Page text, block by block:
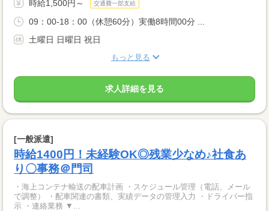
時給1,500円～ 交通費一部支給
09：00-18：00（休憩60分）実働8時間00分 ...
土曜日 日曜日 祝日
もっと見る
求人詳細を見る
[一般派遣]
時給1400円！未経験OK◎残業少なめ♪社食あ
り〇事務＠門司
・海上コンテナ輸送の配車計画 ・スケジュール管理（電話、メール
で調整） ・配車関連の書類、実績データの管理入力 ・ドライバー指
示 ・連絡業務 ▼...